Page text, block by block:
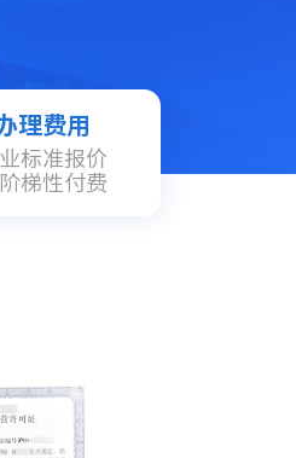
理费用
标准报价
梯性付费